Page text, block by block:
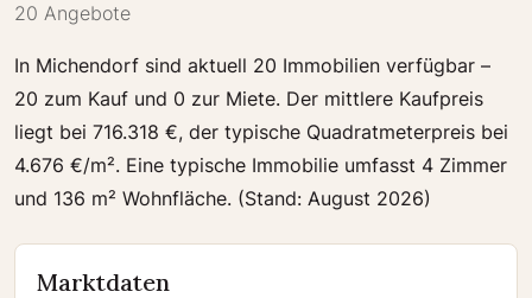
20 Angebote
In Michendorf sind aktuell 20 Immobilien verfügbar –
20 zum Kauf und 0 zur Miete. Der mittlere Kaufpreis
liegt bei 716.318 €, der typische Quadratmeterpreis bei
4.676 €/m². Eine typische Immobilie umfasst 4 Zimmer
und 136 m² Wohnfläche. (Stand: August 2026)
Marktdaten